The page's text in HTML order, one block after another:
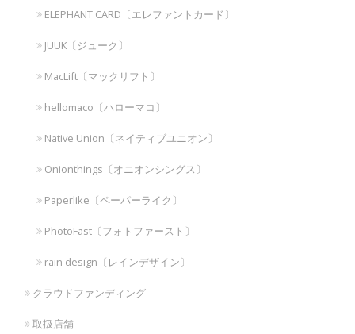
ELEPHANT CARD〔エレファントカード〕
JUUK〔ジューク〕
MacLift〔マックリフト〕
hellomaco〔ハローマコ〕
Native Union〔ネイティブユニオン〕
Onionthings〔オニオンシングス〕
Paperlike〔ペーパーライク〕
PhotoFast〔フォトファースト〕
rain design〔レインデザイン〕
クラウドファンディング
取扱店舗